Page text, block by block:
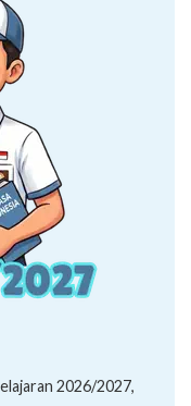
2026/2027,